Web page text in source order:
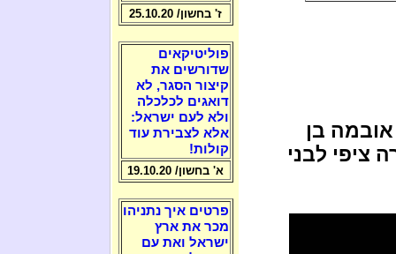
אובמה בן
ציפי לבני
ז' בחשון/ 25.10.20
פוליטיקאים
שדורשים את
קיצור הסגר, לא
דואגים לכלכלה
ולא לעם ישראל:
אלא לצבירת עוד
קולות!
א' בחשון/ 19.10.20
פרטים איך נתניהו
מכר את ארץ
ישראל ואת עם